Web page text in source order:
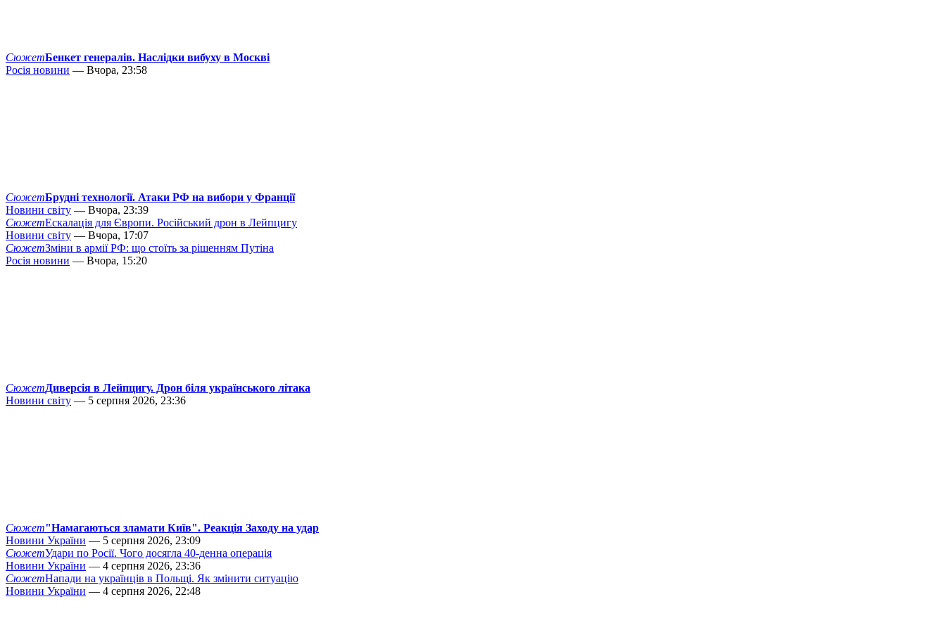
СюжетБенкет генералів. Наслідки вибуху в Москві
Росія новини — Вчора, 23:58
СюжетБрудні технології. Атаки РФ на вибори у Франції
Новини світу — Вчора, 23:39
СюжетЕскалація для Європи. Російський дрон в Лейпцигу
Новини світу — Вчора, 17:07
СюжетЗміни в армії РФ: що стоїть за рішенням Путіна
Росія новини — Вчора, 15:20
СюжетДиверсія в Лейпцигу. Дрон біля українського літака
Новини світу — 5 серпня 2026, 23:36
Сюжет"Намагаються зламати Київ". Реакція Заходу на удар
Новини України — 5 серпня 2026, 23:09
СюжетУдари по Росії. Чого досягла 40-денна операція
Новини України — 4 серпня 2026, 23:36
СюжетНапади на українців в Польщі. Як змінити ситуацію
Новини України — 4 серпня 2026, 22:48